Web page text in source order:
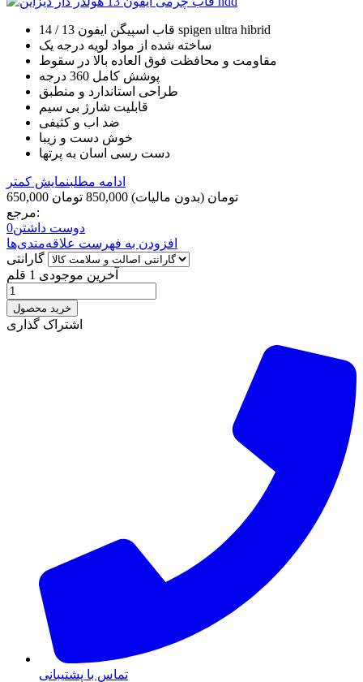
قاب اسپیگن ایفون 13 / 14 spigen ultra hibrid
ساخته شده از مواد لویه درجه یک
مقاومت و محافظت فوق العاده بالا در سقوط
طراحی استاندارد و منطبق
قابلیت شارژ بی سیم
ضد اب و کثیفی
خوش دست و زیبا
دست رسی اسان به پرتها
ادامه مطلبنمایش کمتر
650,000 تومان (بدون مالیات) 850,000 تومان
مرجع:
دوست داشتن0
افزودن به فهرست علاقه‌مندی‌ها
گارانتی
آخرین موجودی 1 قلم
خرید محصول
اشتراک گذاری
تماس با پشتیبانی